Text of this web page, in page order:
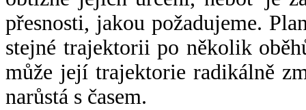
přesnosti, jakou požadujeme.
stejné trajektorii po několik
může její trajektorie radikálně
narůstá s časem.